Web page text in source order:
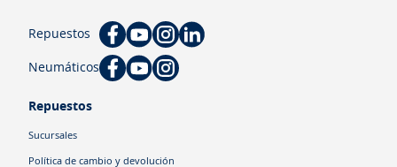
Repuestos
Neumáticos
Repuestos
Sucursales
Política de cambio y devolución